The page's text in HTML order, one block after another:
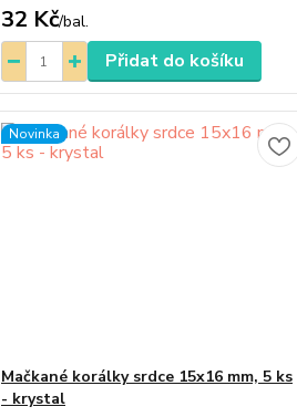
32 Kč/bal.
Přidat do košíku
Novinka
Mačkané korálky srdce 15x16 mm, 5 ks
- krystal